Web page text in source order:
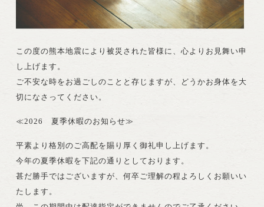
この度の熊本地震により被災された皆様に、心よりお見舞い申
し上げます。
ご不安な時をお過ごしのことと存じますが、どうかお身体を大
切になさってください。
≪2026 夏季休暇のお知らせ≫
平素より格別のご高配を賜り厚く御礼申し上げます。
今年の夏季休暇を下記の通りとしております。
甚だ勝手ではございますが、何卒ご理解の程よろしくお願いい
たします。